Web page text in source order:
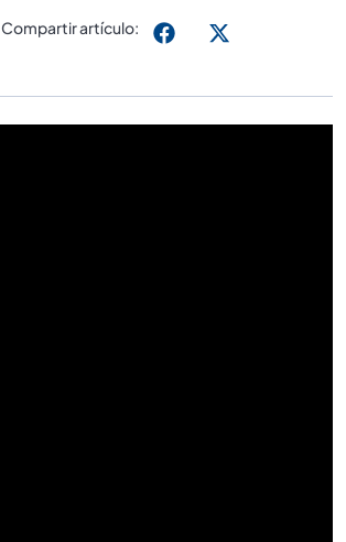
Compartir artículo: